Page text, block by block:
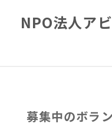
NPO法人ア
募集中のボラ